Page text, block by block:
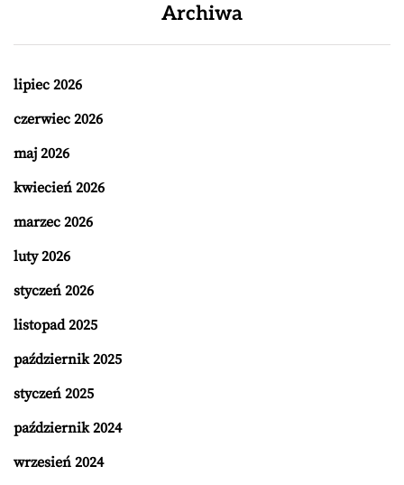
Archiwa
lipiec 2026
czerwiec 2026
maj 2026
kwiecień 2026
marzec 2026
luty 2026
styczeń 2026
listopad 2025
październik 2025
styczeń 2025
październik 2024
wrzesień 2024